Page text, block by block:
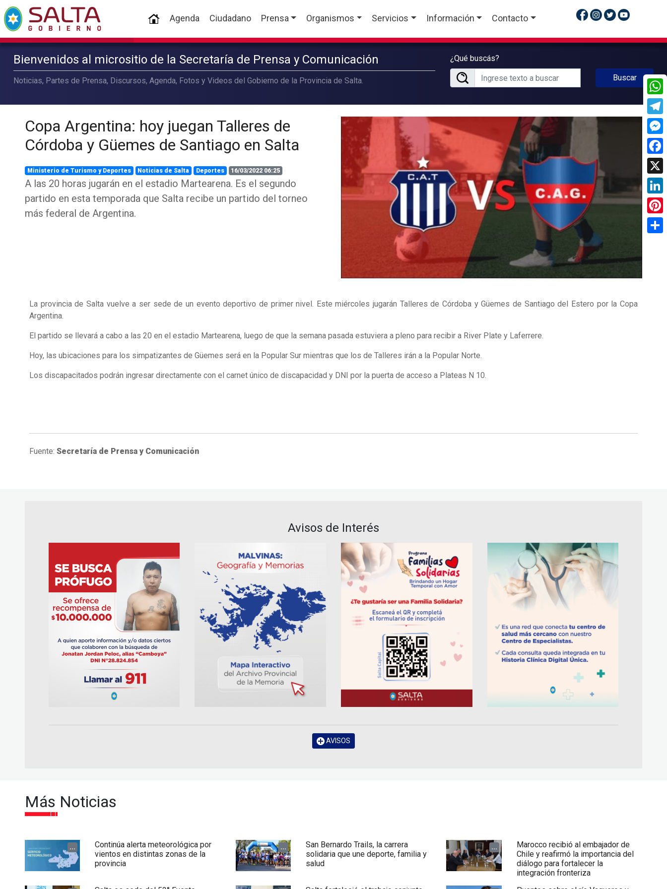
(current)
Agenda Ciudadano Prensa Organismos Servicios Información Contacto
Bienvenidos al micrositio de la Secretaría de Prensa y Comunicación
Noticias, Partes de Prensa, Discursos, Agenda, Fotos y Videos del Gobierno de la Provincia de Salta.
¿Qué buscás?
Buscar
Copa Argentina: hoy juegan Talleres de
Córdoba y Güemes de Santiago en Salta
Ministerio de Turismo y Deportes Noticias de Salta Deportes 16/03/2022 06:25
A las 20 horas jugarán en el estadio Martearena. Es el segundo
partido en esta temporada que Salta recibe un partido del torneo
más federal de Argentina.
La provincia de Salta vuelve a ser sede de un evento deportivo de primer nivel. Este miércoles jugarán Talleres de Córdoba y Güemes de Santiago del Estero por la Copa
Argentina.
El partido se llevará a cabo a las 20 en el estadio Martearena, luego de que la semana pasada estuviera a pleno para recibir a River Plate y Laferrere.
Hoy, las ubicaciones para los simpatizantes de Güemes será en la Popular Sur mientras que los de Talleres irán a la Popular Norte.
Los discapacitados podrán ingresar directamente con el carnet único de discapacidad y DNI por la puerta de acceso a Plateas N 10.
Fuente: Secretaría de Prensa y Comunicación
Avisos de Interés
AVISOS
Más Noticias
...
Continúa alerta meteorológica por
vientos en distintas zonas de la
provincia
...
San Bernardo Trails, la carrera
solidaria que une deporte, familia y
salud
...
Marocco recibió al embajador de
Chile y reafirmó la importancia del
diálogo para fortalecer la
integración fronteriza
X